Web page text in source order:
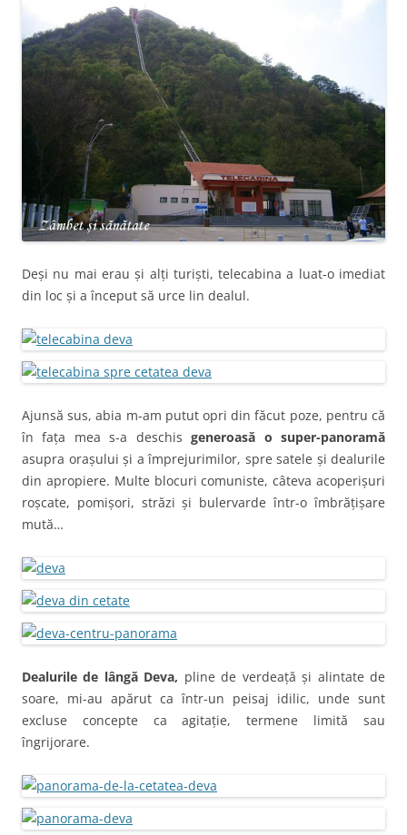
Deși nu mai erau și alți turiști, telecabina a luat-o imediat
din loc și a început să urce lin dealul.
Ajunsă sus, abia m-am putut opri din făcut poze, pentru că
în fața mea s-a deschis generoasă osuper-panoramă
asupra orașului și a împrejurimilor, spre satele și dealurile
din apropiere. Multe blocuri comuniste, câteva acoperișuri
roșcate, pomișori, străzi și bulervarde într-o îmbrățișare
mută…
Dealurile de lângă Deva, pline de verdeață și alintate de
soare, mi-au apărut ca într-un peisaj idilic, unde sunt
excluse concepte ca agitație, termene limită sau
îngrijorare.